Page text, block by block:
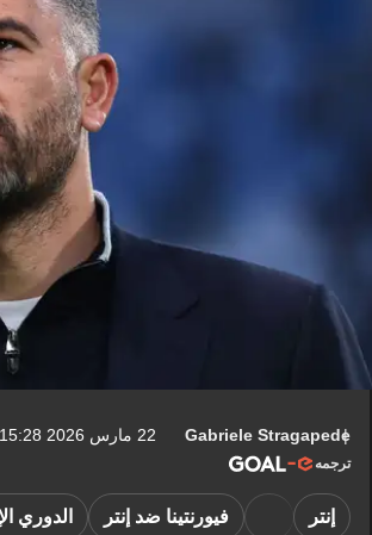
Gabriele Stragapede 22 مارس 2026 15:28-04:00
ترجمه
إنتر فيورنتينا ضد إنتر الدوري